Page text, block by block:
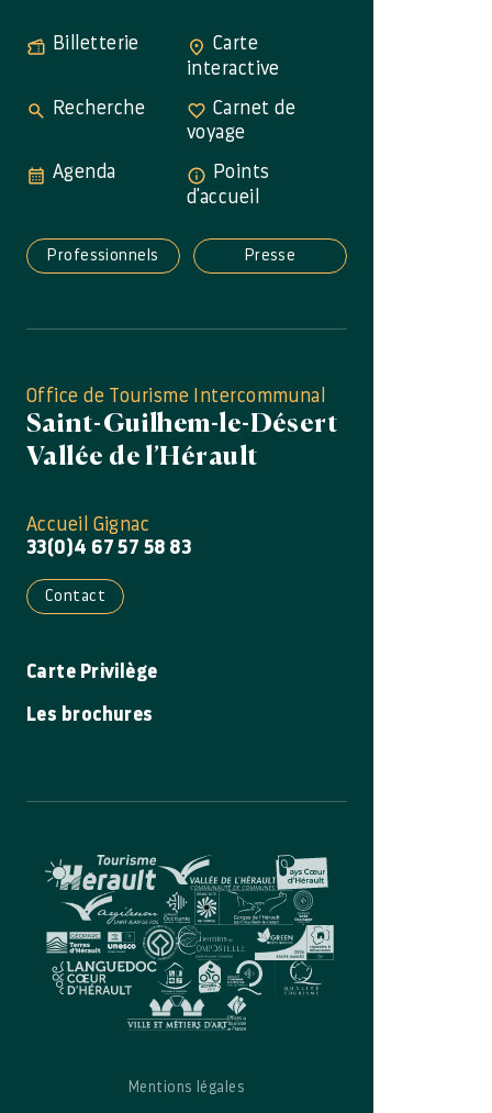
Billetterie
Carte
interactive
Recherche
Carnet de
voyage
Agenda
Points
d'accueil
Professionnels Presse
Office de Tourisme Intercommunal
Saint-Guilhem-le-Désert
Vallée de l’Hérault
Accueil Gignac
33(0)4 67 57 58 83
Contact
Carte Privilège
Les brochures
Mentions légales